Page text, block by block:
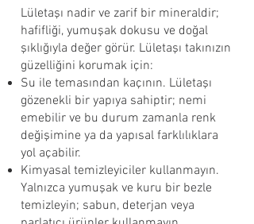
Lületaşı nadir ve zarif bir mineraldir;
hafifliği, yumuşak dokusu ve doğal
şıklığıyla değer görür. Lületaşı takınızın
güzelliğini korumak için:
Su ile temasından kaçının. Lületaşı
gözenekli bir yapıya sahiptir; nemi
emebilir ve bu durum zamanla renk
değişimine ya da yapısal farklılıklara
yol açabilir.
Kimyasal temizleyiciler kullanmayın.
Yalnızca yumuşak ve kuru bir bezle
temizleyin; sabun, deterjan veya